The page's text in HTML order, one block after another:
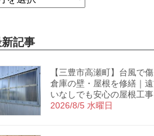
記事
【三豊市高瀬町】台風で
倉庫の壁・屋根を修繕｜
いなしでも安心の屋根工事
2026/8/5 水曜日